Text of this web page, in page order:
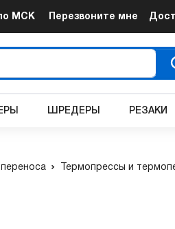
МСК Перезвоните мне
ШРЕДЕРЫ РЕЗАКИ
Термопрессы и